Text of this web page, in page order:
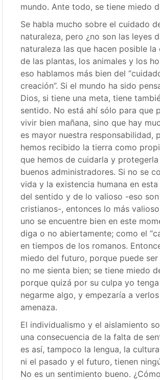
mundo. Ante todo, se tiene miedo
Se habla mucho sobre el cuidado
naturaleza, pero ¿no son las leyes
naturaleza las que hacen posible la
de las plantas, los animales y los
eso hablamos más bien del
creación”. Si el mundo ha sido
Dios, si tiene una meta, tiene
sentido. No está ahí sólo para que
vivir bien mañana, sino que hay
es mayor nuestra responsabilidad,
hemos recibido la tierra como
que hemos de cuidarla y
buenos administradores. Si no se
vida y la existencia humana en
del sentido y de lo valioso -eso
cristianos-, entonces lo más
uno se encuentre bien en este
diga o no abiertamente; como el
en tiempos de los romanos.
miedo del futuro, porque puede ser
no me sienta bien; se tiene miedo
porque quizá por su culpa yo
negarme algo, y empezaría a
amenaza.
El individualismo y el aislamiento
una consecuencia de la falta de
es así, tampoco la lengua, la
ni el pasado y el futuro, tienen
No es un sentimiento bueno.